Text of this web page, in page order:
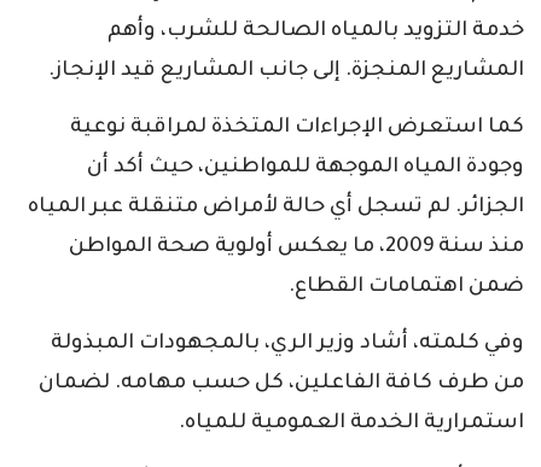
خدمة التزويد بالمياه الصالحة للشرب، وأهم
المشاريع المنجزة. إلى جانب المشاريع قيد الإنجاز.
كما استعرض الإجراءات المتخذة لمراقبة نوعية
وجودة المياه الموجهة للمواطنين، حيث أكد أن
الجزائر. لم تسجل أي حالة لأمراض متنقلة عبر المياه
منذ سنة 2009، ما يعكس أولوية صحة المواطن
ضمن اهتمامات القطاع.
وفي كلمته، أشاد وزير الري، بالمجهودات المبذولة
من طرف كافة الفاعلين، كل حسب مهامه. لضمان
استمرارية الخدمة العمومية للمياه.